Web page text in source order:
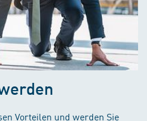
Vorteilen und werden Sie